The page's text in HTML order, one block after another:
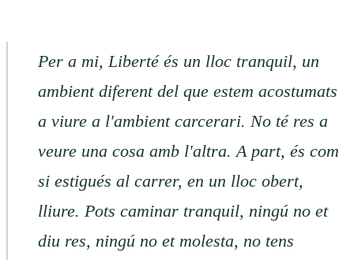
Per a mi, Liberté és un lloc tranquil, un
ambient diferent del que estem acostumats
a viure a l'ambient carcerari. No té res a
veure una cosa amb l'altra. A part, és com
si estigués al carrer, en un lloc obert,
lliure. Pots caminar tranquil, ningú no et
diu res, ningú no et molesta, no tens